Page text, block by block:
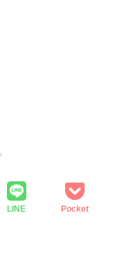
LINE Pocket